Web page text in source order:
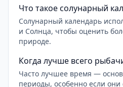
Что такое солунарный
Солунарный календарь
и Солнца, чтобы оценить
природе.
Когда лучше всего
Часто лучшее время —
периоды, особенно если они